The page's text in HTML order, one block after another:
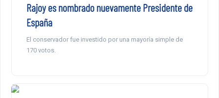
Rajoy es nombrado nuevamente Presidente de
España
El conservador fue investido por una mayoría simple de
170 votos.